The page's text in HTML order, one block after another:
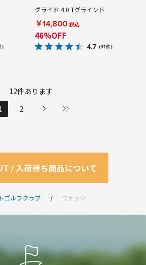
グライド 4.0 Tグラインド
￥14,800 税込
46%OFF
4.7 （31件）
12件あります
2
/ 入荷待ち商品について
ゴルフクラブ ウェッジ